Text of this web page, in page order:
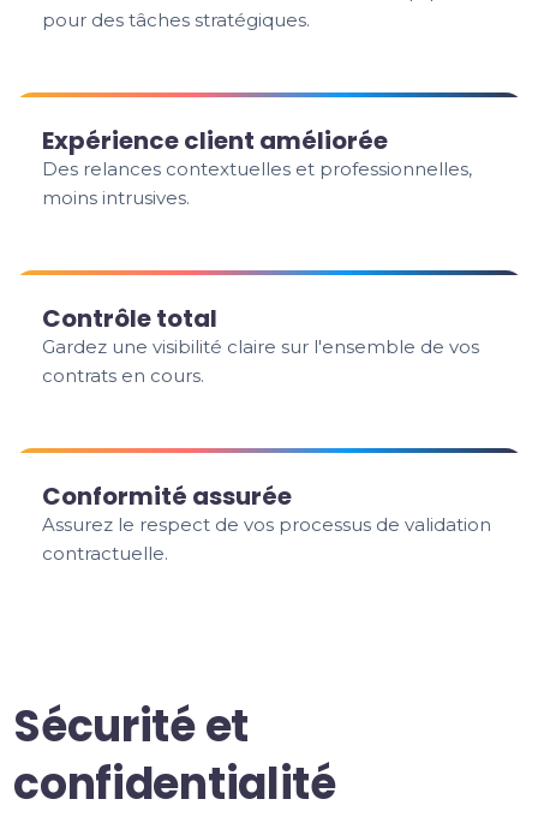
pour des tâches stratégiques.
Expérience client améliorée
Des relances contextuelles et professionnelles,
moins intrusives.
Contrôle total
Gardez une visibilité claire sur l'ensemble de vos
contrats en cours.
Conformité assurée
Assurez le respect de vos processus de validation
contractuelle.
Sécurité et
confidentialité